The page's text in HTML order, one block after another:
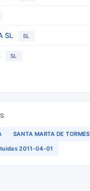
SL SL
SL
SANTA MARTA DE TORMES
2011-04-01